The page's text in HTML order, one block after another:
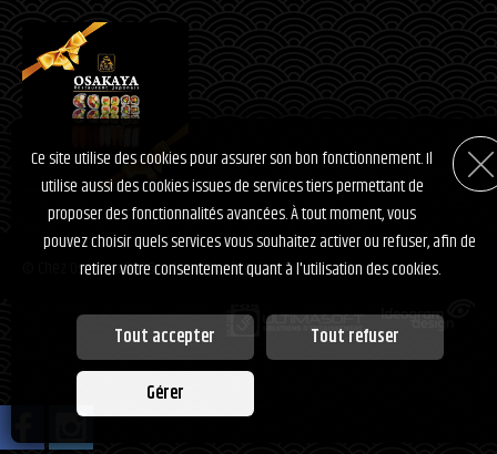
© Chez Osakaya 2026-Mentions légales
Ce site utilise des cookies pour assurer son bon fonctionnement. Il
utilise aussi des cookies issues de services tiers permettant de
proposer des fonctionnalités avancées. À tout moment, vous
pouvez choisir quels services vous souhaitez activer ou refuser, afin de
retirer votre consentement quant à l'utilisation des cookies.
Personnalisation des services
Vous êtes libre de choisir quels services vous souhaitez activer. En
autorisant ces services tiers, vous acceptez le dépôt et la lecture de cookies
Tout accepter Tout refuser
Gérer